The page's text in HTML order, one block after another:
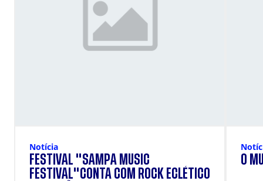
Notícia
FESTIVAL "SAMPA MUSIC
FESTIVAL"CONTA COM ROCK ECLÉTICO
O